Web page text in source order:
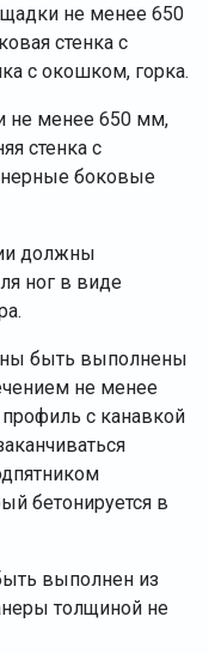
не менее 650
стенка с
с окошком, горка.
не менее 650 мм,
стенка с
боковые
должны
ног в виде
быть выполнены
не менее
с канавкой
бетонируется в
выполнен из
толщиной не